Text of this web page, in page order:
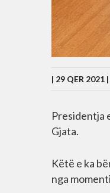
| 29 QER 2021
Presidentja
Gjata.
Këtë e ka
nga